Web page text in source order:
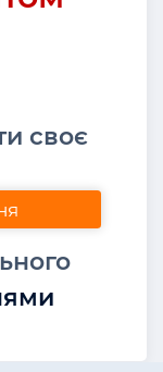
своє